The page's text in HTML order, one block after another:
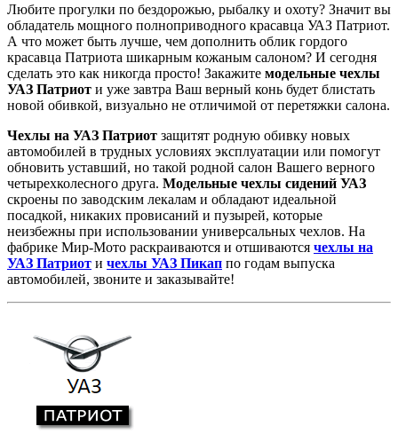
Любите прогулки по бездорожью, рыбалку и охоту? Значит вы
обладатель мощного полноприводного красавца УАЗ Патриот.
А что может быть лучше, чем дополнить облик гордого
красавца Патриота шикарным кожаным салоном? И сегодня
сделать это как никогда просто! Закажите модельные чехлы
УАЗ Патриот и уже завтра Ваш верный конь будет блистать
новой обивкой, визуально не отличимой от перетяжки салона.
Чехлы на УАЗ Патриот защитят родную обивку новых
автомобилей в трудных условиях эксплуатации или помогут
обновить уставший, но такой родной салон Вашего верного
четырехколесного друга. Модельные чехлы сидений УАЗ
скроены по заводским лекалам и обладают идеальной
посадкой, никаких провисаний и пузырей, которые
неизбежны при использовании универсальных чехлов. На
фабрике Мир-Мото раскраиваются и отшиваются чехлы на
УАЗ Патриот и чехлы УАЗ Пикап по годам выпуска
автомобилей, звоните и заказывайте!